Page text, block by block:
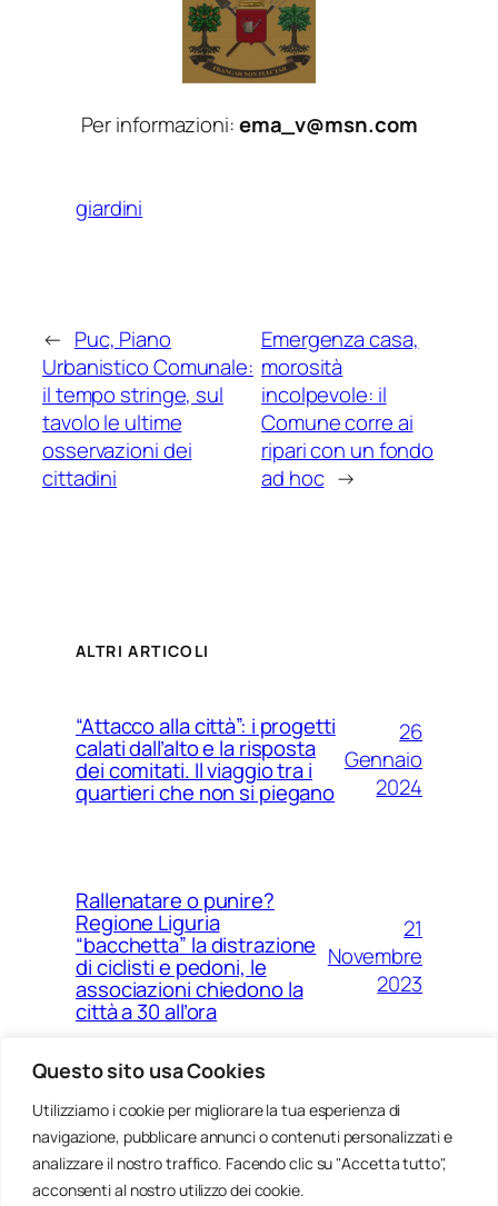
Questo sito usa Cookies
Utilizziamo i cookie per migliorare la tua esperienza di
navigazione, pubblicare annunci o contenuti personalizzati e
analizzare il nostro traffico. Facendo clic su "Accetta tutto",
acconsenti al nostro utilizzo dei cookie.
Per informazioni:ema_v@msn.com
giardini
← Puc, Piano
Urbanistico Comunale:
il tempo stringe, sul
tavolo le ultime
osservazioni dei
cittadini
Emergenza casa,
morosità
incolpevole: il
Comune corre ai
ripari con un fondo
ad hoc →
ALTRI ARTICOLI
“Attacco alla città”: i progetti
calati dall’alto e la risposta
dei comitati. Il viaggio tra i
quartieri che non si piegano
26
Gennaio
2024
Rallenatare o punire?
Regione Liguria
“bacchetta” la distrazione
di ciclisti e pedoni, le
associazioni chiedono la
città a 30 all’ora
21
Novembre
2023
Ponte Morandi e quell’anno
zero che non è mai arrivato a
Genova
Agosto
2023